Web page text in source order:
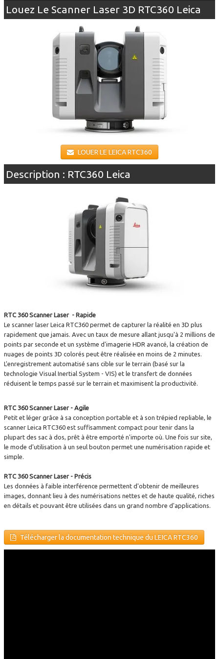
Accompagnement
Louez Le Scanner Laser 3D RTC360 Leica
LOUER LE LEICA RTC360
Description : RTC360 Leica
RTC 360 Scanner Laser - Rapide
Le scanner laser Leica RTC360 permet de capturer la réalité en 3D plus
rapidement que jamais. Avec un taux de mesure allant jusqu'à 2 millions de
points par seconde et un système d'imagerie HDR avancé, la création de
nuages de points 3D colorés peut être réalisée en moins de 2 minutes.
L'enregistrement automatisé sans cible sur le terrain (basé sur la
technologie Visual Inertial System - VIS) et le transfert de données
réduisent le temps passé sur le terrain et maximisent la productivité.
RTC 360 Scanner Laser - Agile
Petit et léger grâce à sa conception portable et à son trépied repliable, le
scanner Leica RTC360 est suffisamment compact pour tenir dans la
plupart des sac à dos, prêt à être emporté n'importe où. Une fois sur site,
le mode d'utilisation à un seul bouton permet une numérisation rapide et
simple.
RTC 360 Scanner Laser - Précis
Les données à faible interférence permettent d'obtenir de meilleures
images, donnant lieu à des numérisations nettes et de haute qualité, riches
en détails et pouvant être utilisées dans un grand nombre d'applications.
Télécharger la documentation technique du LEICA RTC360